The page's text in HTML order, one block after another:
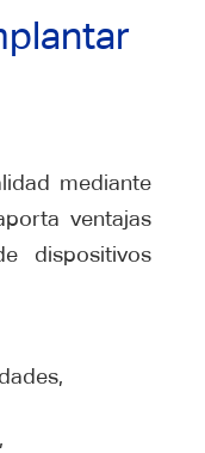
mediante
ventajas
dispositivos